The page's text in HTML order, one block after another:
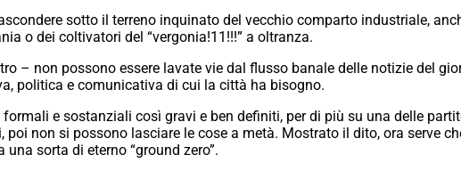
sotto il terreno inquinato del vecchio comparto industriale,
o dei coltivatori del “vergonia!11!!!” a oltranza.
– non possono essere lavate vie dal flusso banale delle notizie del
politica e comunicativa di cui la città ha bisogno.
e sostanziali così gravi e ben definiti, per di più su una delle
non si possono lasciare le cose a metà. Mostrato il dito, ora serve
sorta di eterno “ground zero”.